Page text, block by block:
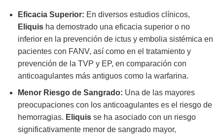
Eficacia Superior: En diversos estudios clínicos,
Eliquisha demostrado una eficacia superior o no
inferior en la prevención de ictus y embolia sistémica en
pacientes con FANV, así como en el tratamiento y
prevención de la TVP y EP, en comparación con
anticoagulantes más antiguos como la warfarina.
Menor Riesgo de Sangrado: Una de las mayores
preocupaciones con los anticoagulantes es el riesgo de
hemorragias. Eliquisse ha asociado con un riesgo
significativamente menor de sangrado mayor,